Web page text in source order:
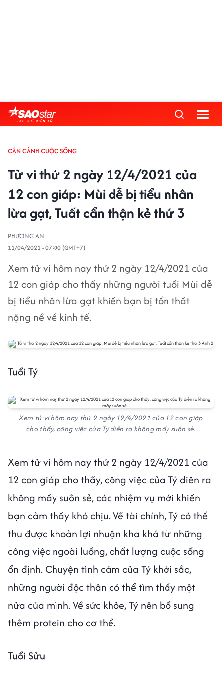
CẬN CẢNH CUỘC SỐNG
Tử vi thứ 2 ngày 12/4/2021 của
12 con giáp: Mùi dễ bị tiểu nhân
lừa gạt, Tuất cẩn thận kẻ thứ 3
PHƯƠNG AN
11/04/2021 - 07:00 (GMT+7)
Xem tử vi hôm nay thứ 2 ngày 12/4/2021 của
12 con giáp cho thấy những người tuổi Mùi dễ
bị tiểu nhân lừa gạt khiến bạn bị tổn thất
nặng nề về kinh tế.
Tuổi Tý
Xem tử vi hôm nay thứ 2 ngày 12/4/2021 của 12 con giáp
cho thấy, công việc của Tý diễn ra không mấy suôn sẻ.
Xem tử vi hôm nay thứ 2 ngày 12/4/2021 của
12 con giáp cho thấy, công việc của Tý diễn ra
không mấy suôn sẻ, các nhiệm vụ mới khiến
bạn cảm thấy khó chịu. Về tài chính, Tý có thể
thu được khoản lợi nhuận kha khá từ những
công việc ngoài luồng, chất lượng cuộc sống
ổn định. Chuyện tình cảm của Tý khởi sắc,
những người độc thân có thể tìm thấy một
nửa của mình. Về sức khỏe, Tý nên bổ sung
thêm protein cho cơ thể.
Tuổi Sửu